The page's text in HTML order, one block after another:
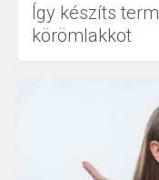
Így készíts
körömlakkot